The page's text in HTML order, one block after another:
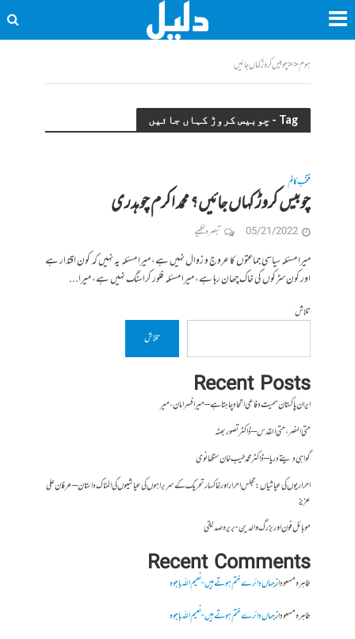
ہوم<<چوبیس کروڑ کہاں جائیں
Tag - چوبیس کروڑ کہاں جائیں
منتخب کالم
چوبیس کروڑ کہاں جائیں؟ محمد اکرم چوہدری
05/21/2022 تبصرہ لکھیے
میرا مسئلہ سیاسی جماعتوں کا عروج و زوال نہیں ہے، میرا مسئلہ یہ نہیں کہ کون اقتدار ہے
اور کون سڑکوں کی خاک چھان رہا ہے، میرا مسئلہ فلور کراسنگ نہیں ہے، میرا...
تلاش
تلاش
Recent Posts
ایران پاکستان سمیت دفاعی اتحاد چاہتا ہے – میر افسر امان،میر
حتی النصر ، حتی القدس – ڈاکٹر تصور بھٹہ
گواہی دیتے دریا – ڈاکٹر محمد طیب خان سنگھانوی
احراریوں کی عیاشیاں : مجلس احرار اور خاکسار تحریک کے سربراہوں کی عیاشیوں کی المناک داستان – عرفان علی
عزیز
موبائل فون اور بزرگ والدین- بریرہ صدیقی
Recent Comments
طاہرہ مسعودازجہاں دائرے ختم ہوتے ہیں- نعیم اللہ باجوہ
طاہرہ مسعودازجہاں دائرے ختم ہوتے ہیں- نعیم اللہ باجوہ